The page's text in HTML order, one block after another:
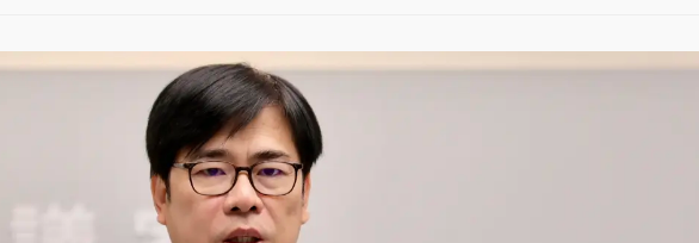
中部以北防豪雨 今晚、明天影響最劇烈
只出不進 未移置車輛最高罰4800＋拖吊費